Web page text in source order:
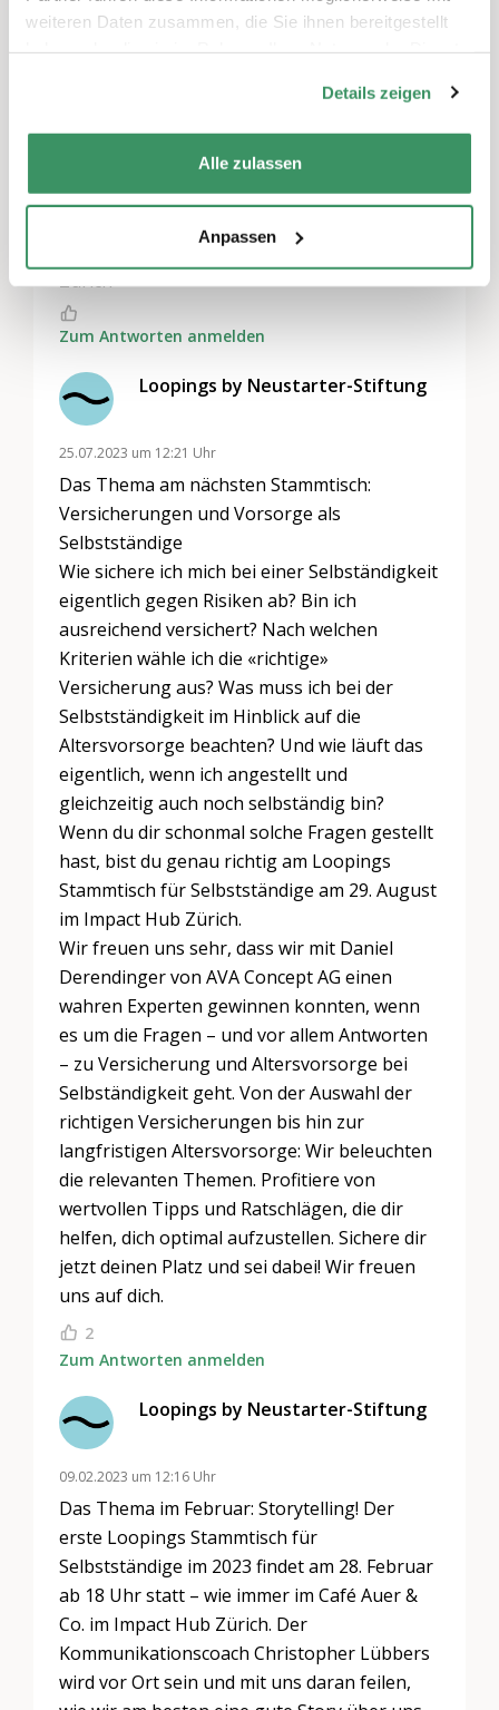
weiteren Daten zusammen, die Sie ihnen bereitgestellt
Details zeigen
Alle zulassen
Anpassen
besonders schwungvoll durch den
administrativen Slalom kommt. Natürlich gibt
Hast du Lust dabei zu sein und von den
Erfahrungen anderer zu profitieren? Dann
melde dich am besten gleich an:
ngs.ch/event/loopings-stammtisch-fur-selbst
Ort: Freiraum Zürich, Bahnhofstrasse 9, 8001
Zürich
Zum Antworten anmelden
Loopings by Neustarter-Stiftung
25.07.2023 um 12:21 Uhr
Das Thema am nächsten Stammtisch:
Versicherungen und Vorsorge als
Selbstständige
Wie sichere ich mich bei einer Selbständigkeit
eigentlich gegen Risiken ab? Bin ich
ausreichend versichert? Nach welchen
Kriterien wähle ich die «richtige»
Versicherung aus? Was muss ich bei der
Selbstständigkeit im Hinblick auf die
Altersvorsorge beachten? Und wie läuft das
eigentlich, wenn ich angestellt und
gleichzeitig auch noch selbständig bin?
Wenn du dir schonmal solche Fragen gestellt
hast, bist du genau richtig am Loopings
Stammtisch für Selbstständige am 29. August
im Impact Hub Zürich.
Wir freuen uns sehr, dass wir mit Daniel
Derendinger von AVA Concept AG einen
wahren Experten gewinnen konnten, wenn
es um die Fragen – und vor allem Antworten
– zu Versicherung und Altersvorsorge bei
Selbständigkeit geht. Von der Auswahl der
richtigen Versicherungen bis hin zur
langfristigen Altersvorsorge: Wir beleuchten
die relevanten Themen. Profitiere von
wertvollen Tipps und Ratschlägen, die dir
helfen, dich optimal aufzustellen. Sichere dir
jetzt deinen Platz und sei dabei! Wir freuen
uns auf dich.
2
Zum Antworten anmelden
Loopings by Neustarter-Stiftung
09.02.2023 um 12:16 Uhr
Das Thema im Februar: Storytelling! Der
erste Loopings Stammtisch für ​
Selbstständige im 2023 findet am ​28. Februar
ab 18 Uhr statt – wie immer im Café Auer &
Co. im Impact Hub Zürich. Der
Kommunikationscoach Christopher Lübbers
wird vor Ort sein und mit uns daran feilen,